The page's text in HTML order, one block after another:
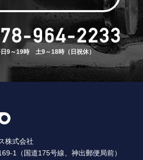
日9～19時 土9～18時（日祝休）
株式会社
1（国道175号線、神出郵便局前）